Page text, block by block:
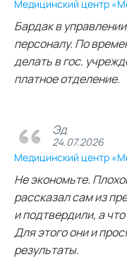
Медицинский центр
Бардак в
персоналу. По
делать в гос.
платное отделение.
Эд
24.07.2026
Медицинский центр
Не экономьте.
рассказал сам из
и подтвердили, а
Для этого они и
результаты.